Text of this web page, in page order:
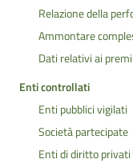
Relazione della
Ammontare
Dati relativi ai premi
Enti controllati
Enti pubblici vigilati
Società partecipate
Enti di diritto